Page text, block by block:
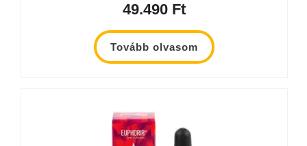
49.490 Ft
Tovább olvasom